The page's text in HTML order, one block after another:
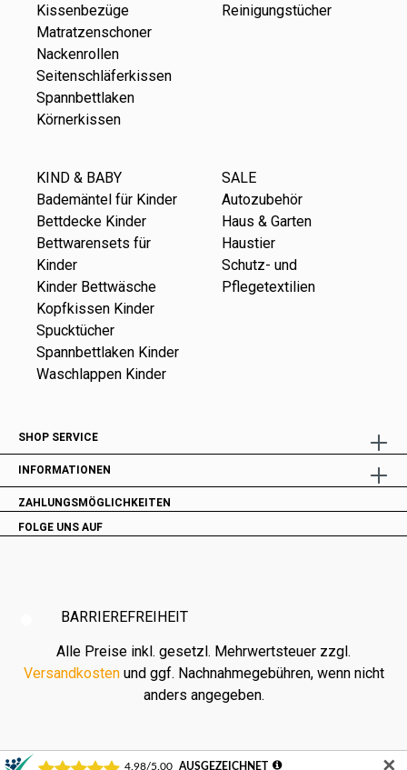
Kissenbezüge
Matratzenschoner
Nackenrollen
Seitenschläferkissen
Spannbettlaken
Körnerkissen
Reinigungstücher
KIND & BABY
Bademäntel für Kinder
Bettdecke Kinder
Bettwarensets für
Kinder
Kinder Bettwäsche
Kopfkissen Kinder
Spucktücher
Spannbettlaken Kinder
Waschlappen Kinder
SALE
Autozubehör
Haus & Garten
Haustier
Schutz- und
Pflegetextilien
SHOP SERVICE
INFORMATIONEN
ZAHLUNGSMÖGLICHKEITEN
FOLGE UNS AUF
BARRIEREFREIHEIT
Alle Preise inkl. gesetzl. Mehrwertsteuer zzgl.
Versandkostenund ggf. Nachnahmegebühren, wenn nicht
anders angegeben.
✕